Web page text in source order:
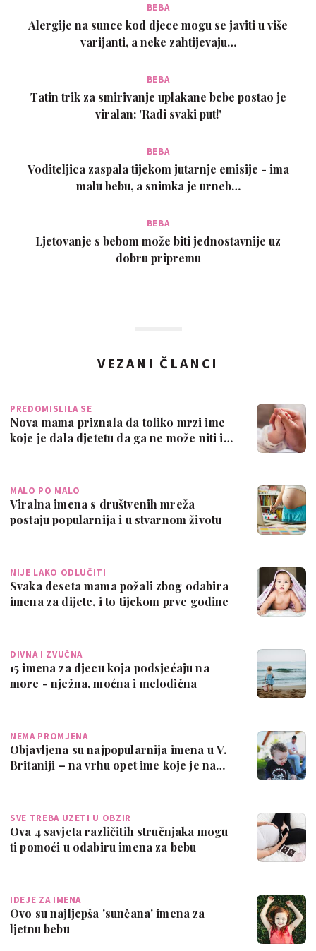
BEBA
Alergije na sunce kod djece mogu se javiti u više
varijanti, a neke zahtijevaju…
BEBA
Tatin trik za smirivanje uplakane bebe postao je
viralan: 'Radi svaki put!'
BEBA
Voditeljica zaspala tijekom jutarnje emisije - ima
malu bebu, a snimka je urneb…
BEBA
Ljetovanje s bebom može biti jednostavnije uz
dobru pripremu
VEZANI ČLANCI
PREDOMISLILA SE
Nova mama priznala da toliko mrzi ime
koje je dala djetetu da ga ne može niti i…
MALO PO MALO
Viralna imena s društvenih mreža
postaju popularnija i u stvarnom životu
NIJE LAKO ODLUČITI
Svaka deseta mama požali zbog odabira
imena za dijete, i to tijekom prve godine
DIVNA I ZVUČNA
15 imena za djecu koja podsjećaju na
more - nježna, moćna i melodična
NEMA PROMJENA
Objavljena su najpopularnija imena u V.
Britaniji – na vrhu opet ime koje je na…
SVE TREBA UZETI U OBZIR
Ova 4 savjeta različitih stručnjaka mogu
ti pomoći u odabiru imena za bebu
IDEJE ZA IMENA
Ovo su najljepša 'sunčana' imena za
ljetnu bebu